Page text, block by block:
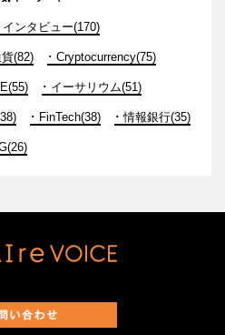
インタビュー(170)
(82) Cryptocurrency(75)
イーサリウム(51)
FinTech(38) 情報銀行(35)